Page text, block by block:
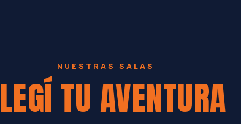
NUESTRAS SALAS
TU AVENTURA